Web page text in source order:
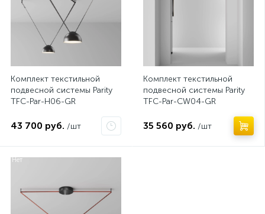
Комплект текстильной
подвесной системы Parity
TFC-Par-H06-GR
43 700 руб. /шт
Комплект текстильной
подвесной системы Parity
TFC-Par-CW04-GR
35 560 руб. /шт
Нет